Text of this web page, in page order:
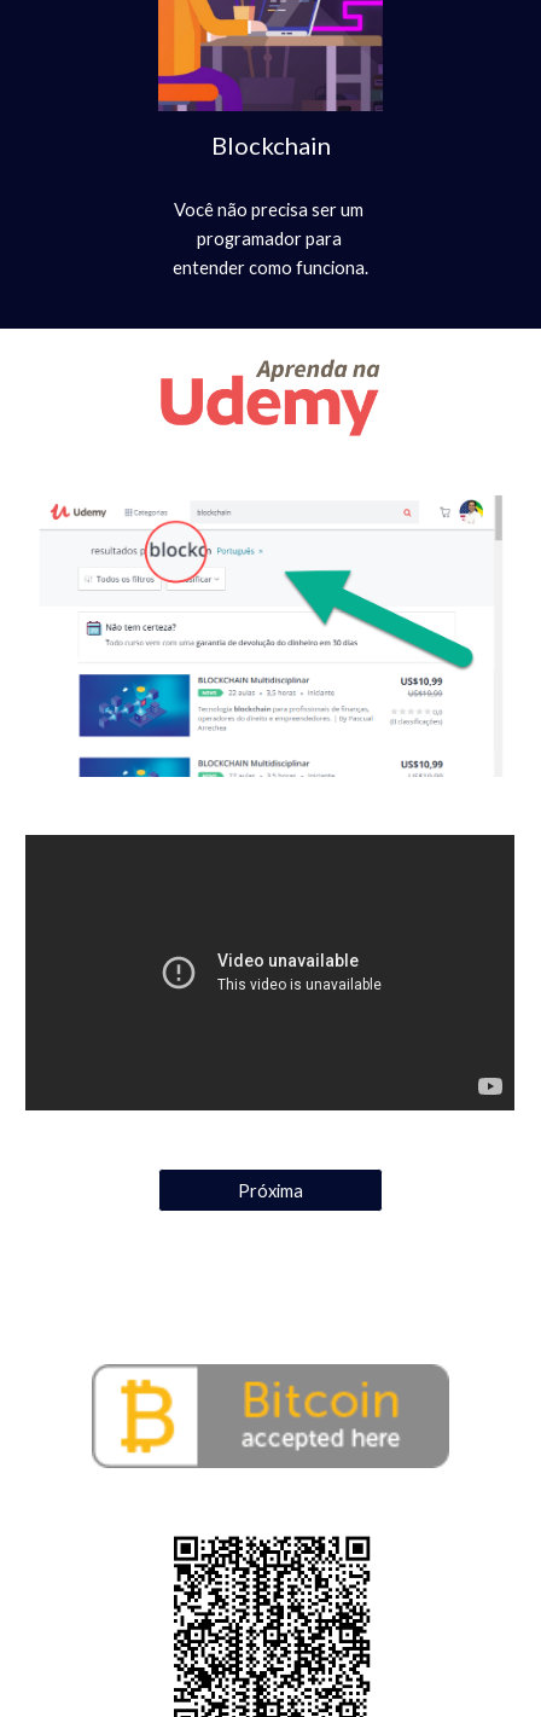
Blockchain
Você não precisa ser um
programador para
entender como funciona.
Próxima